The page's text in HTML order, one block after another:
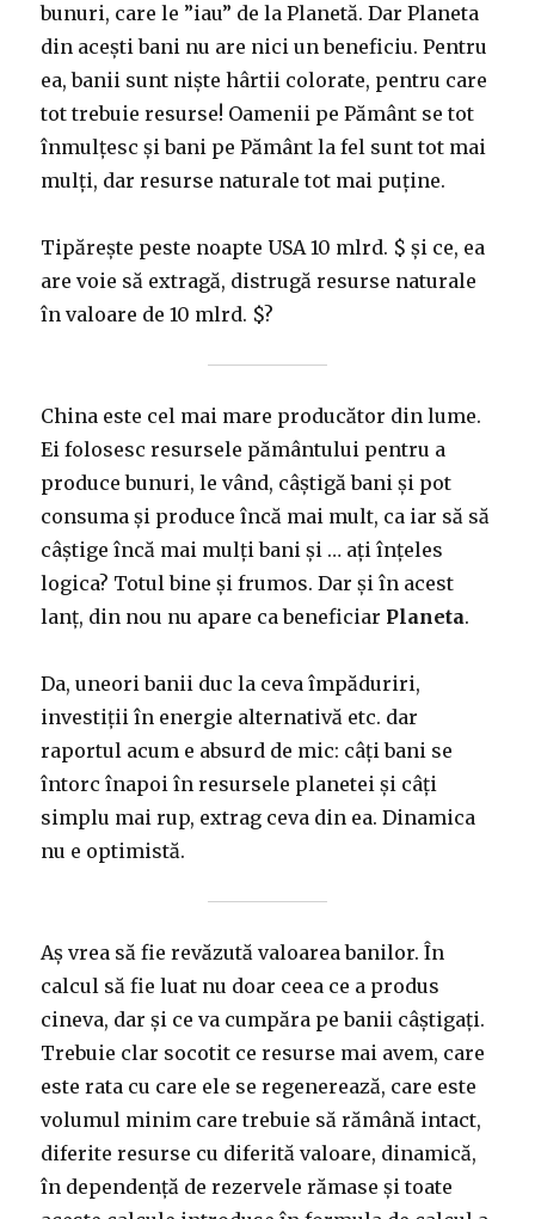
bunuri, care le ”iau” de la Planetă. Dar Planeta
din acești bani nu are nici un beneficiu. Pentru
ea, banii sunt niște hârtii colorate, pentru care
tot trebuie resurse! Oamenii pe Pământ se tot
înmulțesc și bani pe Pământ la fel sunt tot mai
mulți, dar resurse naturale tot mai puține.
Tipărește peste noapte USA 10 mlrd. $ și ce, ea
are voie să extragă, distrugă resurse naturale
în valoare de 10 mlrd. $?
China este cel mai mare producător din lume.
Ei folosesc resursele pământului pentru a
produce bunuri, le vând, câștigă bani și pot
consuma și produce încă mai mult, ca iar să să
câștige încă mai mulți bani și … ați înțeles
logica? Totul bine și frumos. Dar și în acest
lanț, din nou nu apare ca beneficiar Planeta.
Da, uneori banii duc la ceva împăduriri,
investiții în energie alternativă etc. dar
raportul acum e absurd de mic: câți bani se
întorc înapoi în resursele planetei și câți
simplu mai rup, extrag ceva din ea. Dinamica
nu e optimistă.
Aș vrea să fie revăzută valoarea banilor. În
calcul să fie luat nu doar ceea ce a produs
cineva, dar și ce va cumpăra pe banii câștigați.
Trebuie clar socotit ce resurse mai avem, care
este rata cu care ele se regenerează, care este
volumul minim care trebuie să rămână intact,
diferite resurse cu diferită valoare, dinamică,
în dependență de rezervele rămase și toate